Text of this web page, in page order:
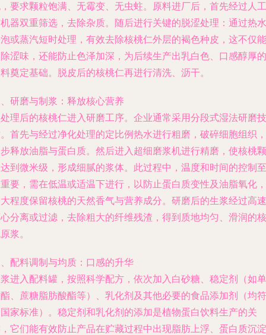
要求颗粒饱满、无霉变、无虫蛀。原料进厂后，首先经过人工
器双重筛选，去除杂质。随后进行关键的脱涩处理：通过热水
或蒸汽短时处理，有效去除核桃仁外层的褐色种皮，这不仅能
涩味，还能防止色泽加深，为后续生产出乳白色、口感醇厚的
奠定基础。脱皮后的核桃仁再进行清洗、沥干。
研磨与制浆：释放核心营养
理后的核桃仁进入研磨工序。企业通常采用分段式湿法研磨技
首先与经过净化处理的定比例热水进行粗磨，破碎细胞组织，
释放油脂与蛋白质。然后进入超细磨浆机进行精磨，使核桃颗
到微米级，形成细腻的浆体。此过程中，温度和时间的控制至
要，需在低温或适温下进行，以防止蛋白质变性及油脂氧化，
程度保留核桃的天然香气与营养成分。研磨后的生浆经过高速
分离或过滤，去除粗大的纤维残渣，得到质地均匀、滑润的核
浆。
配料调制与均质：口感的升华
进入配料罐，按照科学配方，依次加入白砂糖、稳定剂（如单
、蔗糖脂肪酸酯等）、乳化剂及其他必要的食品添加剂（均符
家标准）。稳定剂和乳化剂的添加是植物蛋白饮料生产的关
它们能有效防止产品在贮藏过程中出现脂肪上浮、蛋白质沉淀